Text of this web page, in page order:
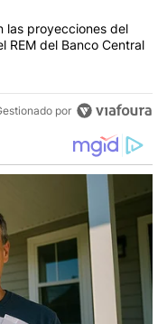
y dólar: cuáles
las proyecciones del
REM del Banco Central
por